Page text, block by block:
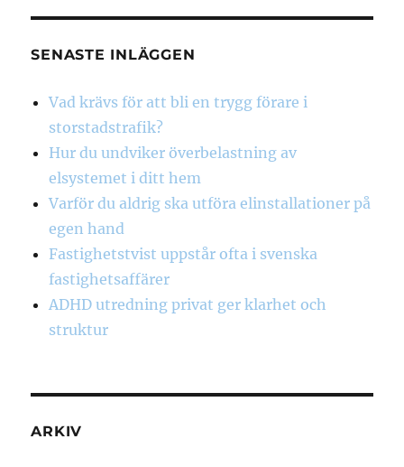
SENASTE INLÄGGEN
Vad krävs för att bli en trygg förare i
storstadstrafik?
Hur du undviker överbelastning av
elsystemet i ditt hem
Varför du aldrig ska utföra elinstallationer på
egen hand
Fastighetstvist uppstår ofta i svenska
fastighetsaffärer
ADHD utredning privat ger klarhet och
struktur
ARKIV